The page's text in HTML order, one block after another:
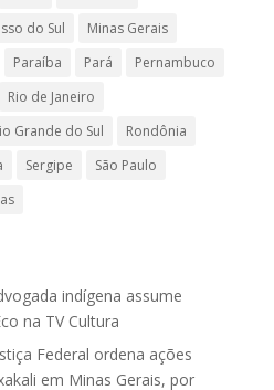
do Sul
Minas Gerais
Paraíba Pará
Pernambuco
Rio de Janeiro
Grande do Sul
Rondônia
Sergipe
São Paulo
indígena assume
na TV Cultura
Federal ordena ações
em Minas Gerais, por